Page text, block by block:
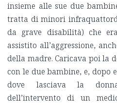
insieme alle sue due
tratta di minori
da grave disabilità) che
assistito all’aggressione,
della madre. Caricava poi la
con le due bambine, e, dopo
dove lasciava la
dell’intervento di un